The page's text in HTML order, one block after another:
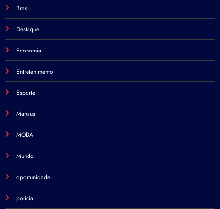
Brasil
Destaque
Economia
Entretenimento
Esporte
Manaus
MODA
Mundo
oportunidade
policia